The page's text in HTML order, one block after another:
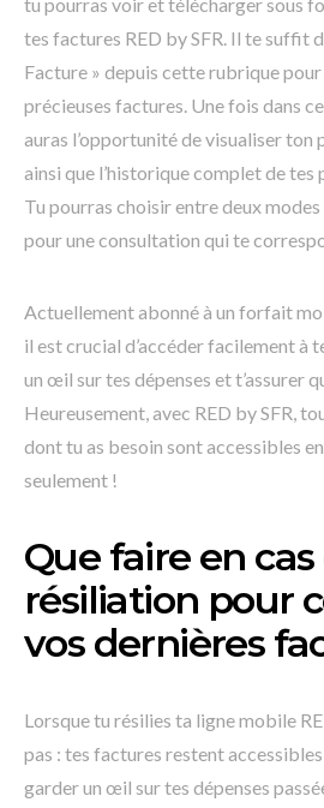
tes factures RED by SFR. Il te suffit
Facture » depuis cette rubrique
précieuses factures. Une fois dans
auras l’opportunité de visualiser
ainsi que l’historique complet de tes
Tu pourras choisir entre deux
pour une consultation qui te
Actuellement abonné à un forfait
il est crucial d’accéder facilement à
un œil sur tes dépenses et t’assurer
Heureusement, avec RED by SFR,
dont tu as besoin sont accessibles
seulement !
Que faire en cas
résiliation pour
vos dernières
Lorsque tu résilies ta ligne mobile
pas : tes factures restent
garder un œil sur tes dépenses